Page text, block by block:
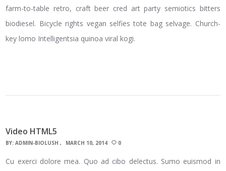
farm-to-table retro, craft beer cred art party semiotics bitters
biodiesel. Bicycle rights vegan selfies tote bag selvage. Church-
key lomo Intelligentsia quinoa viral kogi.
Video HTML5
BY:ADMIN-BIOLUSH MARCH 10, 2014 0
Cu exerci dolore mea. Quo ad cibo delectus. Sumo euismod in